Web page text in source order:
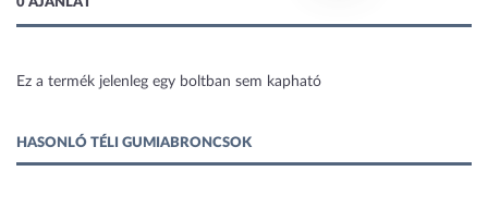
Ez a termék jelenleg egy boltban sem kapható
HASONLÓ TÉLI GUMIABRONCSOK